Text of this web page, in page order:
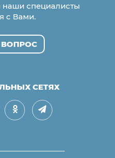
наши специалисты
с Вами.
ВОПРОС
СЕТЯХ